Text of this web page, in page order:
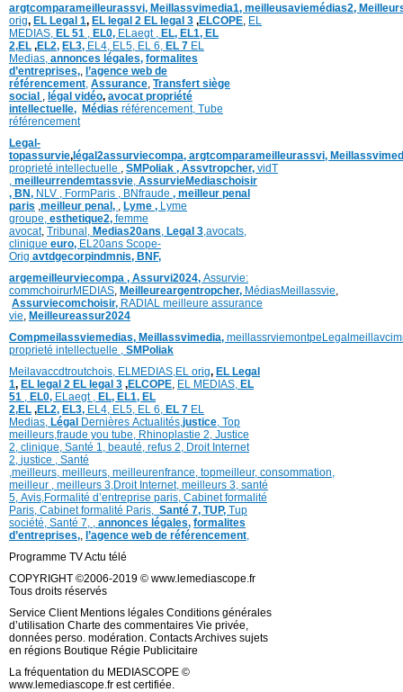
argtcomparameilleurassvi, Meillassvimedia1, meilleusaviemédias2,
orig, EL Legal 1, EL legal 2 EL legal 3 ,ELCOPE, EL
MEDIAS, EL 51 , EL0, ELaegt , EL, EL1, EL
2,EL ,EL2, EL3, EL4, EL5, EL 6, EL 7 EL
Medias, annonces légales, formalites
d’entreprises,, l’agence web de
référencement, Assurance, Transfert siège
social , légal vidéo, avocat propriété
intellectuelle, Médias référencement, Tube
référencement
Legal-
topassurvie,légal2assurviecompa, argtcomparameilleurassvi,
proprieté intellectuelle , SMPoliak , Assvtropcher, vidT
, meilleurrendemtassvie, AssurvieMediaschoisir
, BN, NLV , FormParis , BNfraude , meilleur penal
paris ,meilleur penal, , Lyme , Lyme
groupe, esthetique2, femme
avocat, Tribunal, Medias20ans, Legal 3,avocats,
clinique euro, EL20ans Scope-
Orig avtdgecorpindmnis, BNF,
argemeilleurviecompa , Assurvi2024, Assurvie:
commchoirurMEDIAS, Meilleureargentropcher, MédiasMeillassvie,
Assurviecomchoisir, RADIAL meilleure assurance
vie, Meilleureassur2024
Compmeilassviemedias, Meillassvimedia, meillassrviemontpe
proprieté intellectuelle , SMPoliak
Meilavaccdtroutchois, ELMEDIAS,EL orig, EL Legal
1, EL legal 2 EL legal 3 ,ELCOPE, EL MEDIAS, EL
51 , EL0, ELaegt , EL, EL1, EL
2,EL ,EL2, EL3, EL4, EL5, EL 6, EL 7 EL
Medias, Légal Dernières Actualités,justice, Top
meilleurs,fraude you tube, Rhinoplastie 2, Justice
2, clinique, Santé 1, beauté, refus 2, Droit Internet
2, justice , Santé
,meilleurs, meilleurs, meilleurenfrance, topmeilleur, consommation,
meilleur , meilleurs 3,Droit Internet, meilleurs 3, santé
5, Avis,Formalité d’entreprise paris, Cabinet formalité
Paris, Cabinet formalité Paris, Santé 7, TUP, Tup
société, Santé 7, , annonces légales, formalites
d’entreprises,, l’agence web de référencement,
Programme TV Actu télé
COPYRIGHT ©2006-2019 © www.lemediascope.fr
Tous droits réservés
Service Client Mentions légales Conditions générales
d’utilisation Charte des commentaires Vie privée,
données perso. modération. Contacts Archives sujets
en régions Boutique Régie Publicitaire
La fréquentation du MEDIASCOPE ©
www.lemediascope.fr est certifiée.